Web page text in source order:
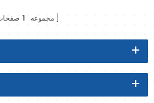
مجموعه 1